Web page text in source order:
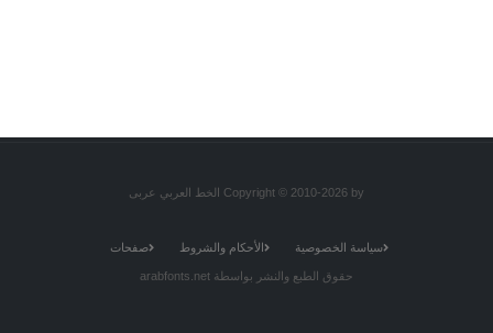
Copyright © 2010-2026 by الخط العربي عربى
سياسة الخصوصية الأحكام والشروط صفحات
حقوق الطبع والنشر بواسطة arabfonts.net